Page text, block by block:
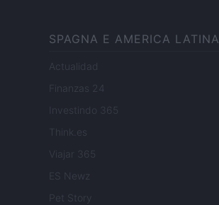
SPAGNA E AMERICA LATINA
Actualidad
Finanzas 24
Investindo 365
Think.es
Viajar 365
ES Newz
Pet Story